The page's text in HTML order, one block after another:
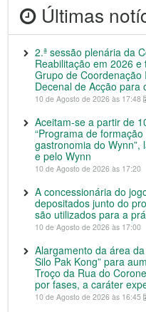
Últimas
2.ª sessão plenária da
Reabilitação em 2026
Grupo de
Decenal de Acção para
10 de Agosto de 2026 às 17:48
Aceitam-se a partir de
“Programa de
gastronomia do
e pelo Wynn
10 de Agosto de 2026 às 17:20
A concessionária do
depositados junto do
são utilizados para a
10 de Agosto de 2026 às 17:00
Alargamento da área
Silo Pak Kong” para
Troço da Rua do
por fases, a caráter
10 de Agosto de 2026 às 16:45